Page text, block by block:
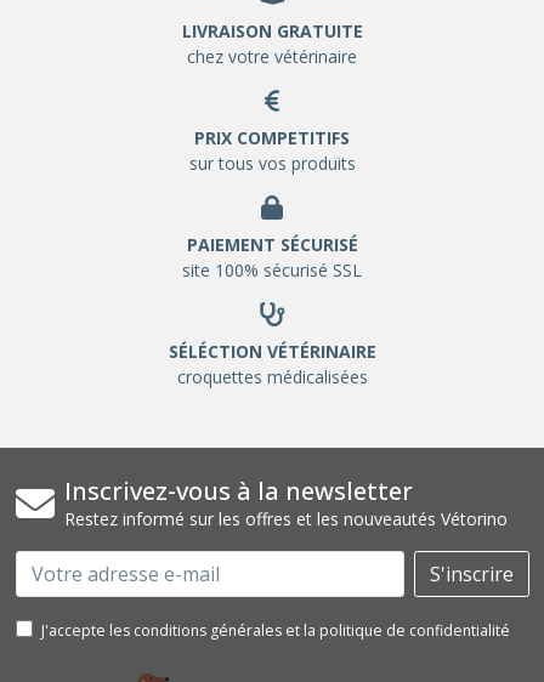
LIVRAISON GRATUITE
chez votre vétérinaire
PRIX COMPETITIFS
sur tous vos produits
PAIEMENT SÉCURISÉ
site 100% sécurisé SSL
SÉLÉCTION VÉTÉRINAIRE
croquettes médicalisées
Inscrivez-vous à la newsletter
Restez informé sur les offres et les nouveautés Vétorino
Email S'inscrire
J'accepte les conditions générales et la politique de confidentialité